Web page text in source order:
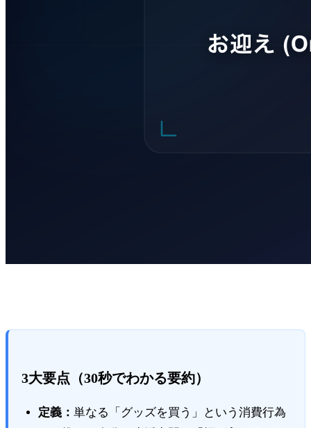
3大要点（30秒でわかる要約）
定義：単なる「グッズを買う」という消費行為